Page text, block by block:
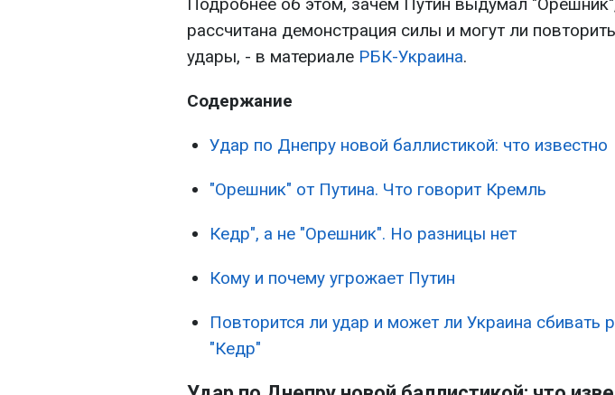
рассчитана демонстрация силы и могут ли
удары, - в материале РБК-Украина.
Содержание
Удар по Днепру новой баллистикой: что известно
"Орешник" от Путина. Что говорит Кремль
Кедр", а не "Орешник". Но разницы нет
Кому и почему угрожает Путин
Повторится ли удар и может ли Украина сбивать
"Кедр"